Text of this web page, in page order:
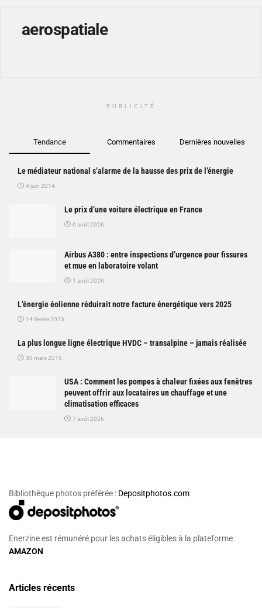
aerospatiale
PUBLICITÉ
Tendance Commentaires Dernières nouvelles
Le médiateur national s’alarme de la hausse des prix de l’énergie
4 juin 2014
Le prix d’une voiture électrique en France
6 août 2026
Airbus A380 : entre inspections d’urgence pour fissures
et mue en laboratoire volant
1 août 2026
L’énergie éolienne réduirait notre facture énergétique vers 2025
14 février 2013
La plus longue ligne électrique HVDC – transalpine – jamais réalisée
30 mars 2015
USA : Comment les pompes à chaleur fixées aux fenêtres
peuvent offrir aux locataires un chauffage et une
climatisation efficaces
7 août 2026
Bibliothèque photos préférée : Depositphotos.com
Enerzine est rémunéré pour les achats éligibles à la plateforme
AMAZON
Articles récents